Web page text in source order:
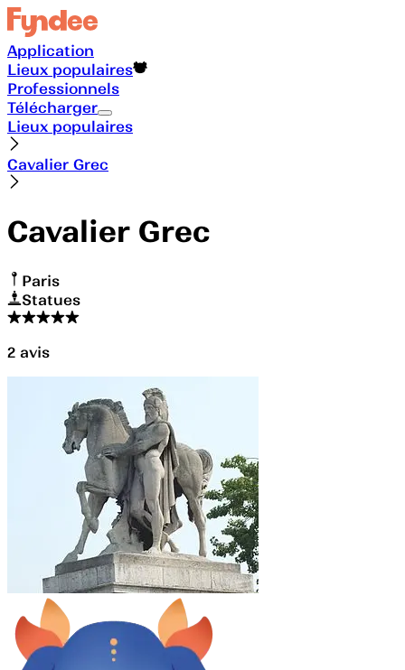
Application
Lieux populaires
Professionnels
Télécharger
Lieux populaires
Cavalier Grec
Cavalier Grec
Paris
Statues
2 avis